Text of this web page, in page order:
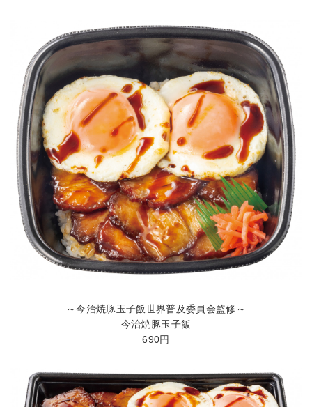
～今治焼豚玉子飯世界普及委員会監修～
今治焼豚玉子飯
690円